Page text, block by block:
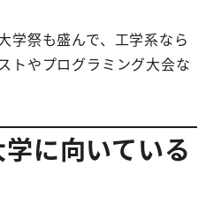
学祭も盛んで、工学系なら
トやプログラミング大会な
に向いている